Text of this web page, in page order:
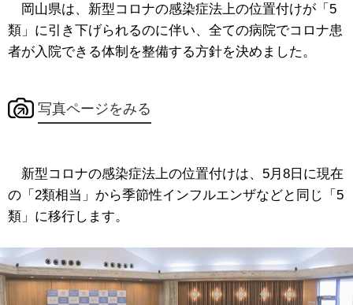
岡山県は、新型コロナの感染症法上の位置付けが「5
類」に引き下げられるのに伴い、全ての病院でコロナ患
者が入院できる体制を整備する方針を決めました。
写真ページをみる
新型コロナの感染症法上の位置付けは、5月8日に現在
の「2類相当」から季節性インフルエンザなどと同じ「5
類」に移行します。